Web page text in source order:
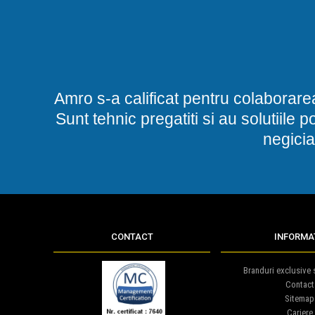
Amro s-a calificat pentru
Sunt tehnic pregatiti si au solutiile
CONTACT
Branduri exclusive
Contact
Sitemap
Cariere